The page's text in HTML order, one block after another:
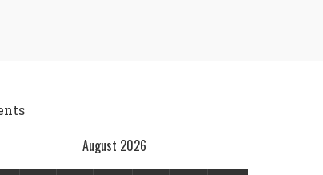
August 2026